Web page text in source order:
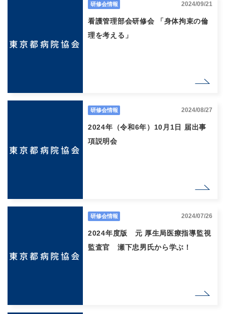
研修会情報 2024/09/21
看護管理部会研修会 「身体拘束の倫
理を考える」
研修会情報 2024/08/27
2024年（令和6年）10月1日 届出事
項説明会
研修会情報 2024/07/26
2024年度版 元 厚生局医療指導監視
監査官 瀬下忠男氏から学ぶ！